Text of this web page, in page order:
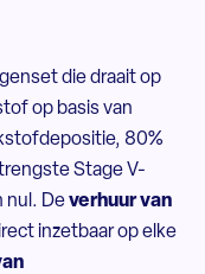
die draait op
op basis van
80%
Stage V-
nul. Deverhuur van
inzetbaar op elke